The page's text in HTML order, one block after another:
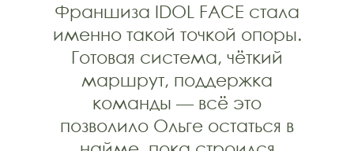
Франшиза IDOL FACE стала
именно такой точкой опоры.
Готовая система, чёткий
маршрут, поддержка
команды — всё это
позволило Ольге остаться в